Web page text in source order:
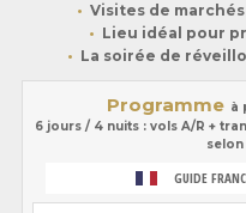
Visites de
Lieu idéal pour
La soirée de
Programme à
6 jours / 4 nuits : vols A/R +
GUIDE